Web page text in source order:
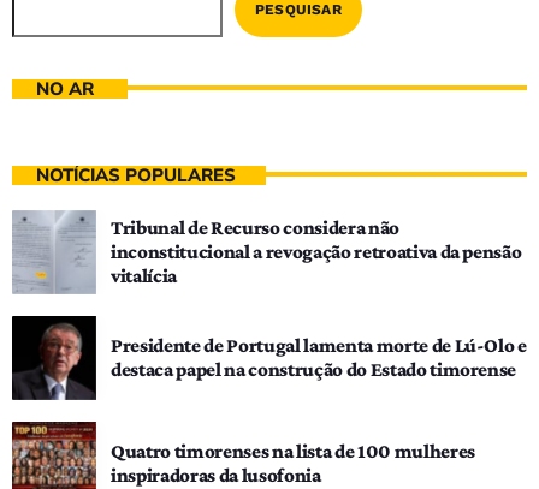
PESQUISAR
NO AR
NOTÍCIAS POPULARES
Tribunal de Recurso considera não
inconstitucional a revogação retroativa da pensão
vitalícia
Presidente de Portugal lamenta morte de Lú-Olo e
destaca papel na construção do Estado timorense
Quatro timorenses na lista de 100 mulheres
inspiradoras da lusofonia